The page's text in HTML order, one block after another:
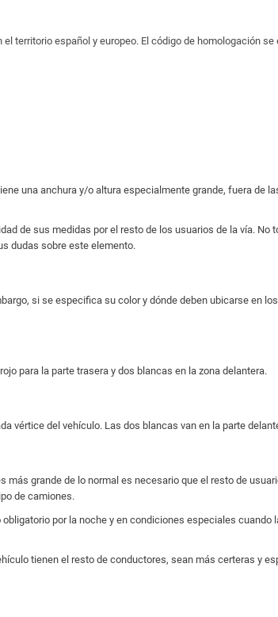
territorio español y europeo. El código de homologación se
una anchura y/o altura especialmente grande, fuera de
de sus medidas por el resto de los usuarios de la vía. No
dudas sobre este elemento.
si se especifica su color y dónde deben ubicarse en
para la parte trasera y dos blancas en la zona delantera.
vértice del vehículo. Las dos blancas van en la parte
grande de lo normal es necesario que el resto de
de camiones.
por la noche y en condiciones especiales
tienen el resto de conductores, sean más certeras y